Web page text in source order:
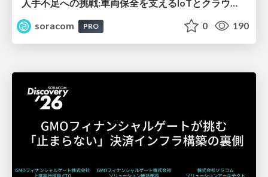
人手不足への挑戦:車両保全を支えるIoTとクラウド内製化の道【SORACOM Discovery 2026】
soracom
PRO 0 190